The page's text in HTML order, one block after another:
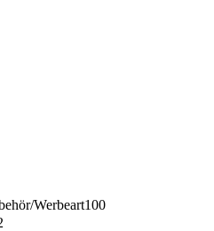
Werbeart100